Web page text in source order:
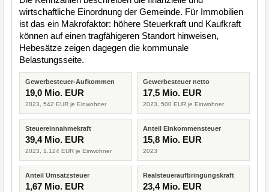
wirtschaftliche Einordnung der Gemeinde. Für Immobilien
ist das ein Makrofaktor: höhere Steuerkraft und Kaufkraft
können auf einen tragfähigeren Standort hinweisen,
Hebesätze zeigen dagegen die kommunale
Belastungsseite.
Gewerbesteuer-Aufkommen
19,0 Mio. EUR
2023, 542 EUR je Einwohner
Gewerbesteuer netto
17,5 Mio. EUR
2023, 500 EUR je Einwohner
Steuereinnahmekraft
39,4 Mio. EUR
2023, 1.124 EUR je Einwohner
Anteil Einkommensteuer
15,8 Mio. EUR
2023
Anteil Umsatzsteuer
1,67 Mio. EUR
Realsteueraufbringungskraft
23,4 Mio. EUR